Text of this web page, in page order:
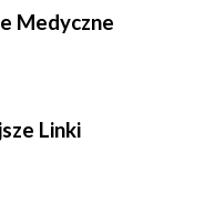
Medyczne
Linki